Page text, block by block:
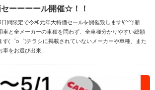
ーーーール開催☆！！
間限定で令和元年大特価セールを開催致します!(^^)!新
車と全メーカーの車種を問わず、全車種分かりやすい総額
す(゜o゜)チラシに掲載されていないメーカーや車種、また
車をお選び出来...